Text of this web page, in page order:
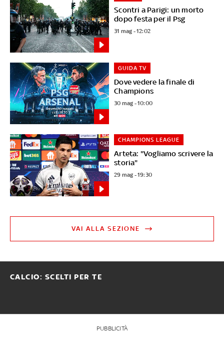
Scontri a Parigi: un morto
dopo festa per il Psg
31 mag - 12:02
Dove vedere la finale di
Champions
GUIDA TV
30 mag - 10:00
Arteta: "Vogliamo scrivere la
storia"
CHAMPIONS LEAGUE
29 mag - 19:30
VAI ALLA SEZIONE
CALCIO: SCELTI PER TE
PUBBLICITÀ